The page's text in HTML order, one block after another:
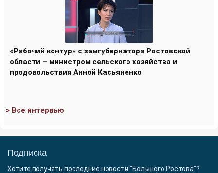
«Рабочий контур» с замгубернатора Ростовской
области – министром сельского хозяйства и
продовольствия Анной Касьяненко
> Все интервью
Подписка
Хотите получать последние новости "Большого Ростова"?